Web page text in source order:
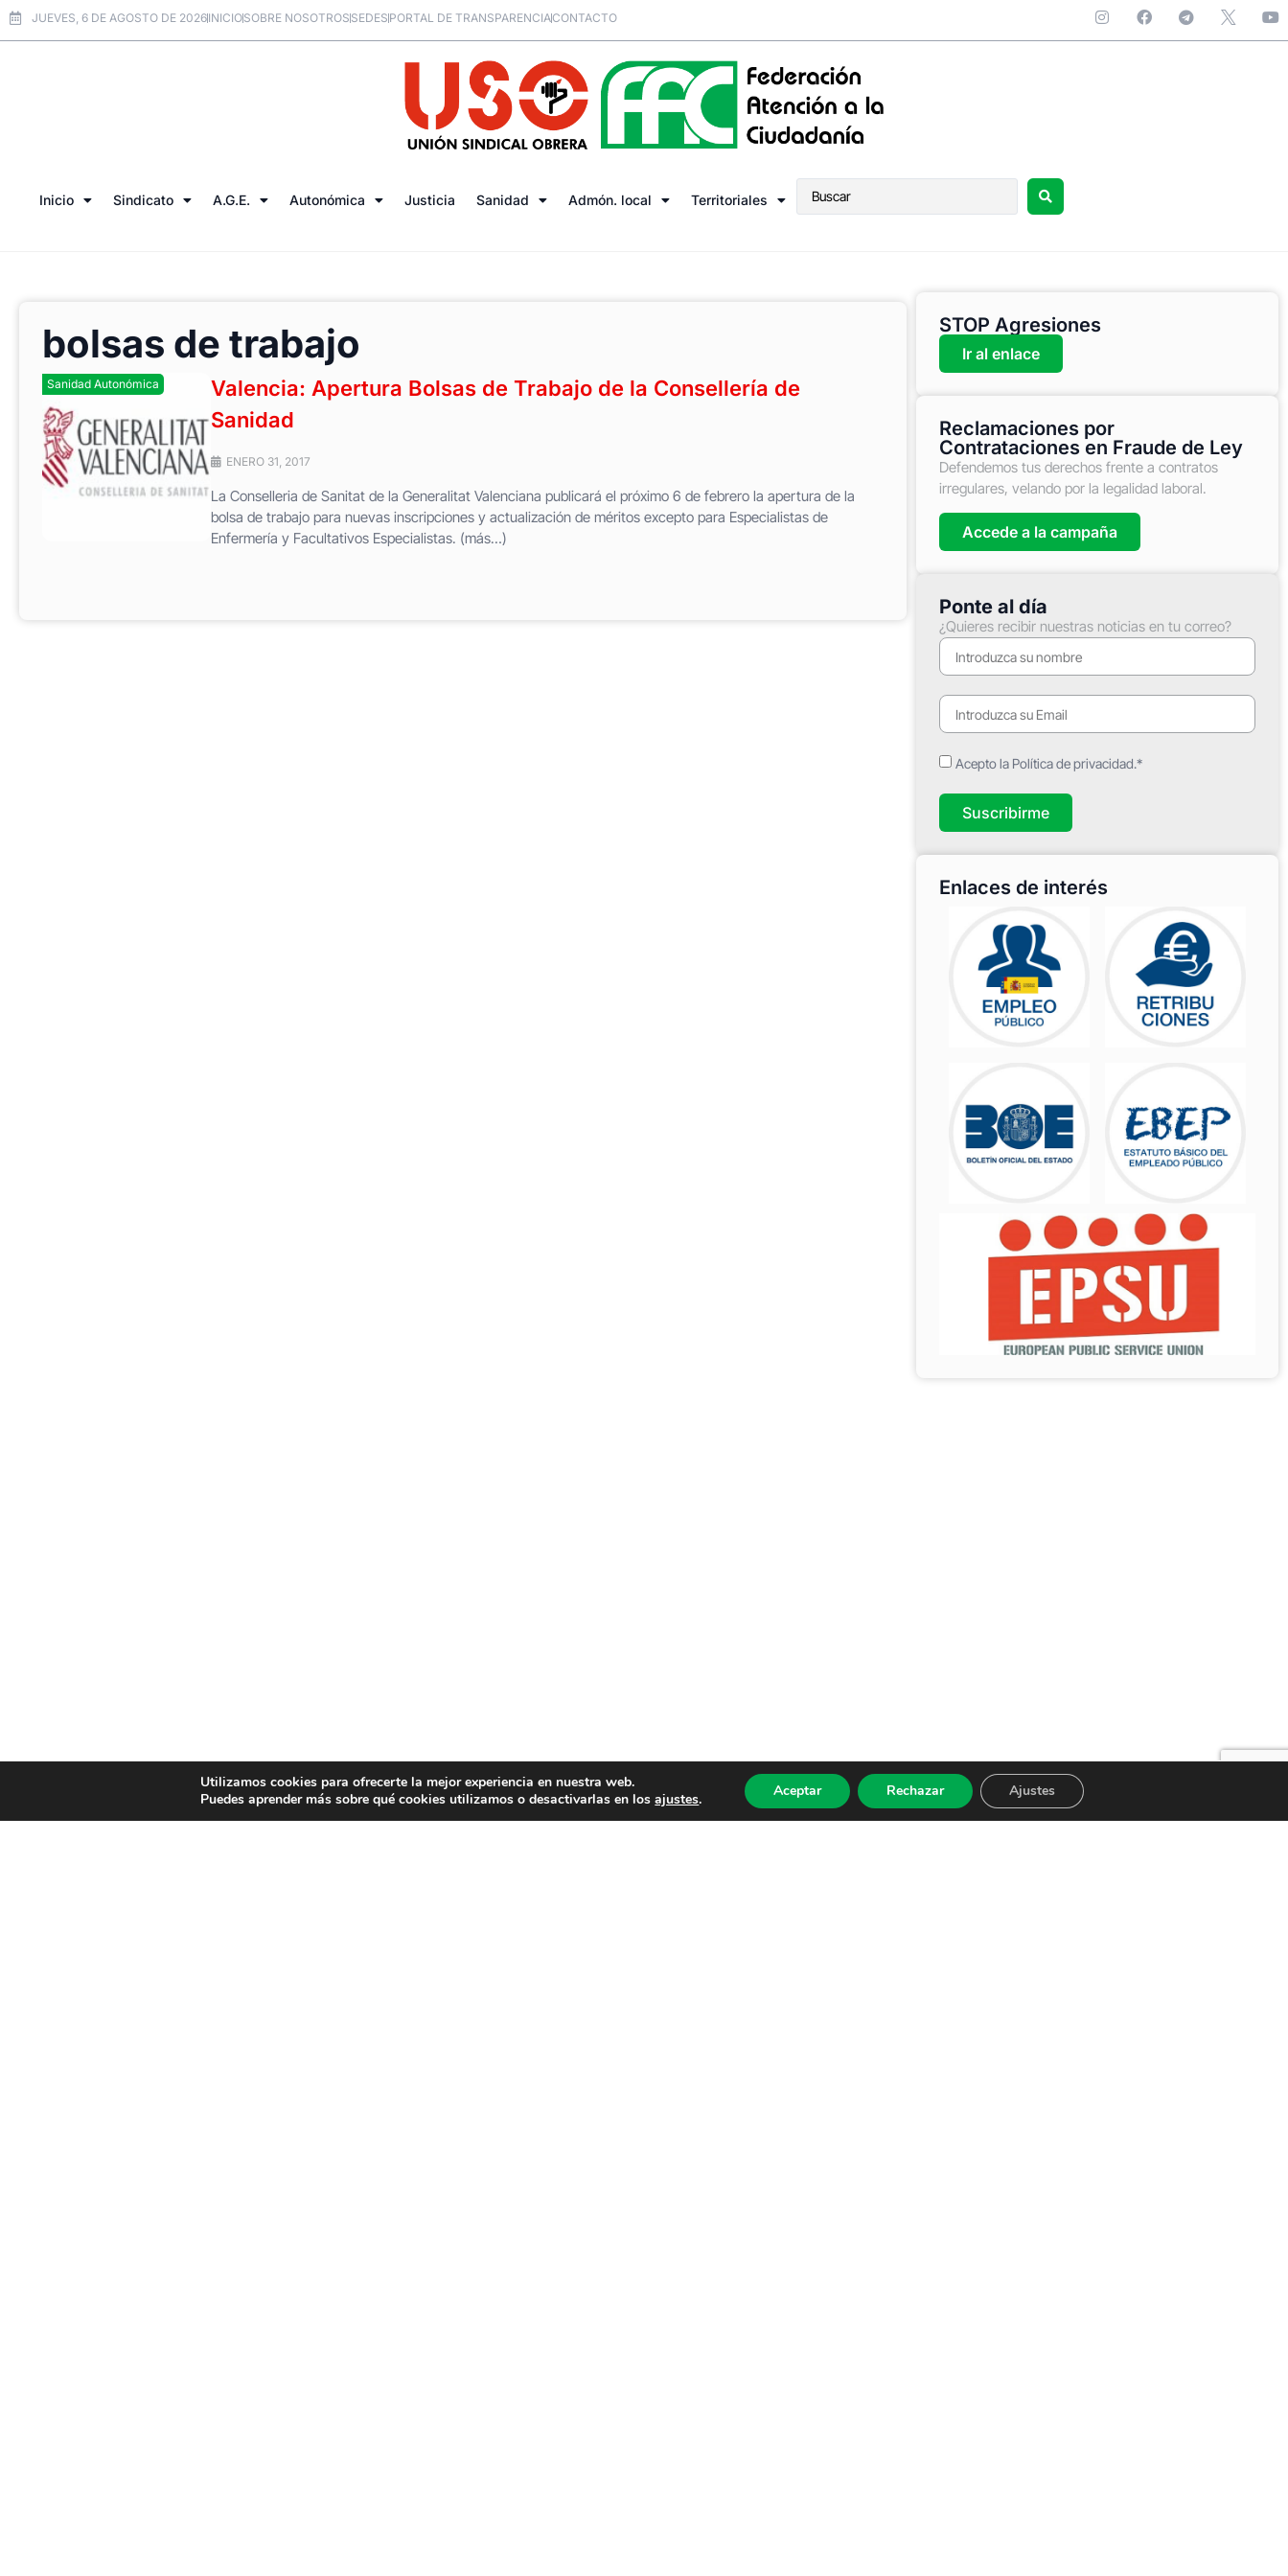
JUEVES, 6 DE AGOSTO DE 2026INICIOSOBRE NOSOTROSSEDESPORTAL DE TRANSPARENCIACONTACTO
Inicio Sindicato A.G.E. Autonómica Justicia Sanidad Admón. local Territoriales
bolsas de trabajo
Sanidad Autonómica
Valencia: Apertura Bolsas de Trabajo de la Consellería de
Sanidad
ENERO 31, 2017
La Conselleria de Sanitat de la Generalitat Valenciana publicará el próximo 6 de febrero la apertura de la
bolsa de trabajo para nuevas inscripciones y actualización de méritos excepto para Especialistas de
Enfermería y Facultativos Especialistas. (más…)
STOP Agresiones
Ir al enlace
Reclamaciones por
Contrataciones en Fraude de Ley
Defendemos tus derechos frente a contratos
irregulares, velando por la legalidad laboral.
Accede a la campaña
Ponte al día
¿Quieres recibir nuestras noticias en tu correo?
Acepto la Política de privacidad.*
Suscribirme
Enlaces de interés
Utilizamos cookies para ofrecerte la mejor experiencia en nuestra web.
Puedes aprender más sobre qué cookies utilizamos o desactivarlas en losajustes. Aceptar Rechazar Ajustes